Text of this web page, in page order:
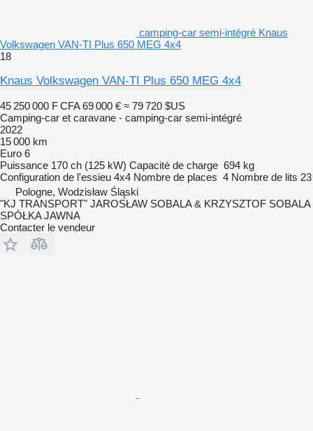
camping-car semi-intégré Knaus
Volkswagen VAN-TI Plus 650 MEG 4x4
18
Knaus Volkswagen VAN-TI Plus 650 MEG 4x4
45 250 000 F CFA 69 000 € ≈ 79 720 $US
Camping-car et caravane - camping-car semi-intégré
2022
15 000 km
Euro 6
Puissance 170 ch (125 kW) Capacité de charge 694 kg
Configuration de l'essieu 4x4 Nombre de places 4 Nombre de lits 23
Pologne, Wodzisław Śląski
"KJ TRANSPORT" JAROSŁAW SOBALA & KRZYSZTOF SOBALA
SPÓŁKA JAWNA
Contacter le vendeur